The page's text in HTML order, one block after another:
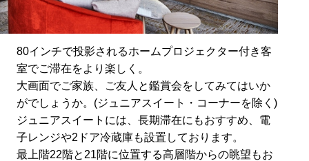
80インチで投影されるホームプロジェクター付き客
室でご滞在をより楽しく。
大画面でご家族、ご友人と鑑賞会をしてみてはいか
がでしょうか。(ジュニアスイート・コーナーを除く)
ジュニアスイートには、長期滞在にもおすすめ、電
子レンジや2ドア冷蔵庫も設置しております。
最上階22階と21階に位置する高層階からの眺望もお